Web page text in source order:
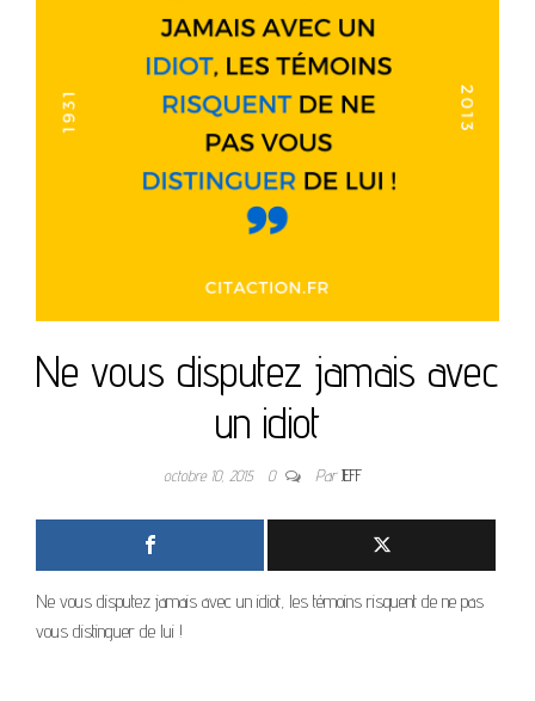
Ne vous disputez jamais avec
un idiot
octobre 10, 2015 0 ParJEFF
Ne vous disputez jamais avec un idiot, les témoins risquent de ne pas
vous distinguer de lui !